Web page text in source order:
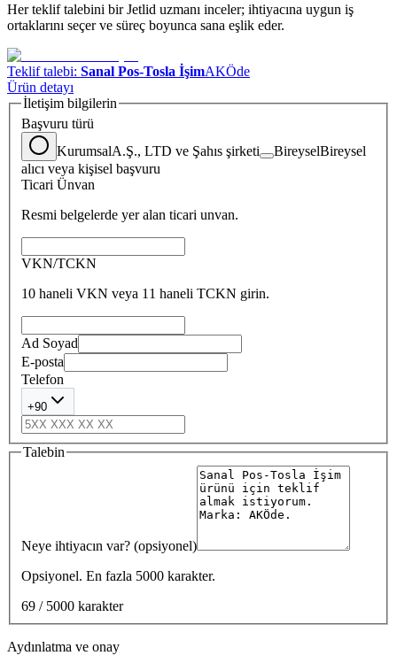
Her teklif talebini bir Jetlid uzmanı inceler; ihtiyacına uygun iş
ortaklarını seçer ve süreç boyunca sana eşlik eder.
Teklif talebi: Sanal Pos-Tosla İşimAKÖde
Ürün detayı
İletişim bilgilerin
Başvuru türü
KurumsalA.Ş., LTD ve Şahıs şirketi BireyselBireysel
alıcı veya kişisel başvuru
Ticari Ünvan
Resmi belgelerde yer alan ticari unvan.
VKN/TCKN
10 haneli VKN veya 11 haneli TCKN girin.
Ad Soyad
E-posta
Telefon
+90
Talebin
Neye ihtiyacın var? (opsiyonel)
Opsiyonel. En fazla 5000 karakter.
69 / 5000 karakter
Aydınlatma ve onay